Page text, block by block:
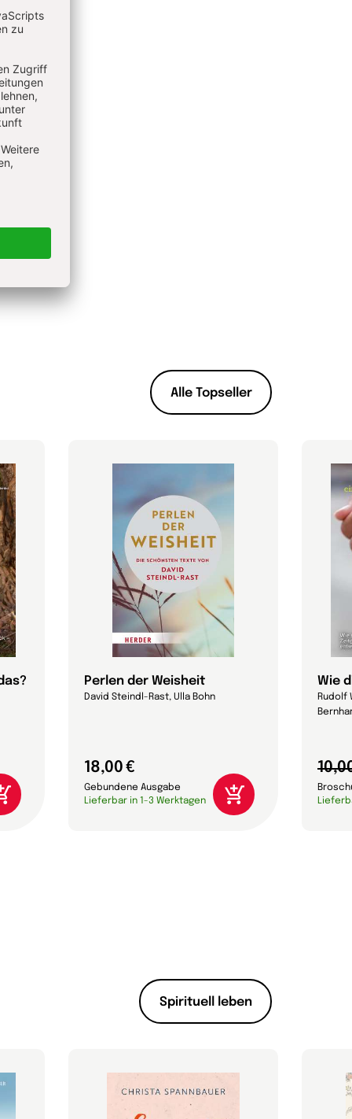
Alle Topseller
Perlen der Weisheit
David Steindl-Rast, Ulla Bohn
18,00 €
Gebundene Ausgabe
Lieferbar in 1-3 Werktagen
Wie
Rudolf
Spirituell leben